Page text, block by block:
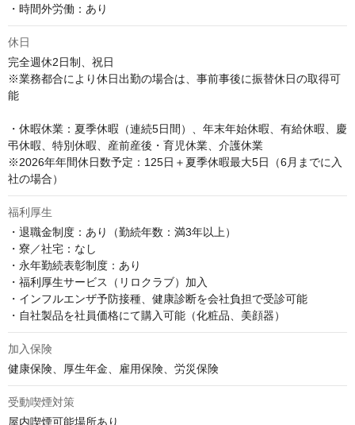
・時間外労働：あり
休日
完全週休2日制、祝日
※業務都合により休日出勤の場合は、事前事後に振替休日の取得可
能
・休暇休業：夏季休暇（連続5日間）、年末年始休暇、有給休暇、慶
弔休暇、特別休暇、産前産後・育児休業、介護休業
※2026年年間休日数予定：125日＋夏季休暇最大5日（6月までに入
社の場合）
福利厚生
・退職金制度：あり（勤続年数：満3年以上）
・寮／社宅：なし
・永年勤続表彰制度：あり
・福利厚生サービス（リロクラブ）加入
・インフルエンザ予防接種、健康診断を会社負担で受診可能
・自社製品を社員価格にて購入可能（化粧品、美顔器）
加入保険
健康保険、厚生年金、雇用保険、労災保険
受動喫煙対策
屋内喫煙可能場所あり